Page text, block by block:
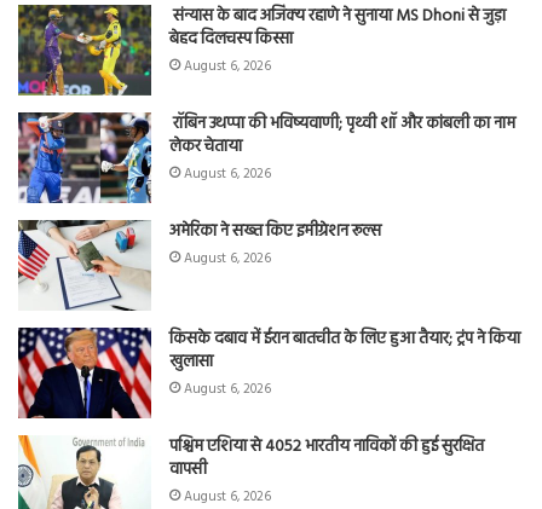
संन्यास के बाद अजिंक्‍य रहाणे ने सुनाया MS Dhoni से जुड़ा
बेहद दिलचस्प किस्सा
August 6, 2026
रॉबिन उथप्पा की भविष्यवाणी; पृथ्वी शॉ और कांबली का नाम
लेकर चेताया
August 6, 2026
अमेरिका ने सख्त किए इमीग्रेशन रूल्स
August 6, 2026
किसके दबाव में ईरान बातचीत के लिए हुआ तैयार; ट्रंप ने किया
खुलासा
August 6, 2026
पश्चिम एशिया से 4052 भारतीय नाविकों की हुई सुरक्षित
वापसी
August 6, 2026